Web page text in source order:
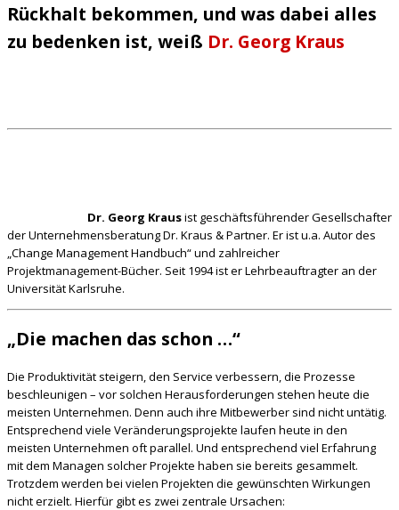
Rückhalt bekommen, und was dabei alles
zu bedenken ist, weiß Dr. Georg Kraus
Dr. Georg Krausist geschäftsführender Gesellschafter
der Unternehmensberatung Dr. Kraus & Partner. Er ist u.a. Autor des
„Change Management Handbuch“ und zahlreicher
Projektmanagement-Bücher. Seit 1994 ist er Lehrbeauftragter an der
Universität Karlsruhe.
„Die machen das schon …“
Die Produktivität steigern, den Service verbessern, die Prozesse
beschleunigen – vor solchen Herausforderungen stehen heute die
meisten Unternehmen. Denn auch ihre Mitbewerber sind nicht untätig.
Entsprechend viele Veränderungsprojekte laufen heute in den
meisten Unternehmen oft parallel. Und entsprechend viel Erfahrung
mit dem Managen solcher Projekte haben sie bereits gesammelt.
Trotzdem werden bei vielen Projekten die gewünschten Wirkungen
nicht erzielt. Hierfür gibt es zwei zentrale Ursachen: